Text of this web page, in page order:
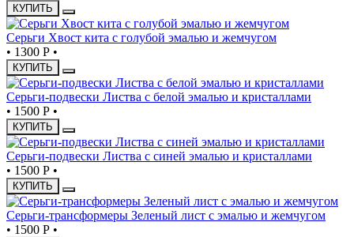
КУПИТЬ
Серьги Хвост кита с голубой эмалью и жемчугом
• 1300 Р •
КУПИТЬ
Серьги-подвески Листва с белой эмалью и кристаллами
• 1500 Р •
КУПИТЬ
Серьги-подвески Листва с синей эмалью и кристаллами
• 1500 Р •
КУПИТЬ
Серьги-трансформеры Зеленый лист с эмалью и жемчугом
• 1500 Р •